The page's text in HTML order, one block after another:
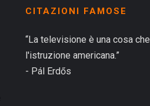
CITAZIONI FAMOSE
“La televisione è una cosa
l'istruzione americana.”
- Pál Erdős